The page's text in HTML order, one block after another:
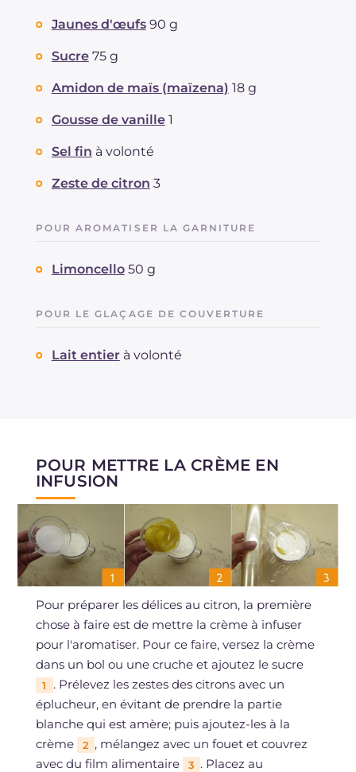
Jaunes d'œufs 90 g
Sucre 75 g
Amidon de maïs (maïzena) 18 g
Gousse de vanille 1
Sel fin à volonté
Zeste de citron 3
POUR AROMATISER LA GARNITURE
Limoncello 50 g
POUR LE GLAÇAGE DE COUVERTURE
Lait entier à volonté
POUR METTRE LA CRÈME EN
INFUSION
Pour préparer les délices au citron, la première
chose à faire est de mettre la crème à infuser
pour l'aromatiser. Pour ce faire, versez la crème
dans un bol ou une cruche et ajoutez le sucre
1
. Prélevez les zestes des citrons avec un
éplucheur, en évitant de prendre la partie
blanche qui est amère; puis ajoutez-les à la
crème
2 , mélangez avec un fouet et couvrez
avec du film alimentaire
3 . Placez au